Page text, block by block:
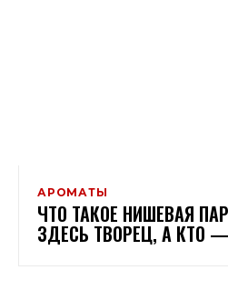
АРОМАТЫ
ЧТО ТАКОЕ НИШЕВАЯ
ЗДЕСЬ ТВОРЕЦ, А КТО